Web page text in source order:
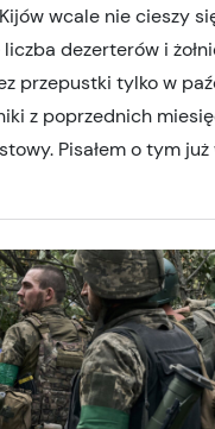
wcale nie cieszy
dezerterów i
przepustki tylko w
z poprzednich
Pisałem o tym już